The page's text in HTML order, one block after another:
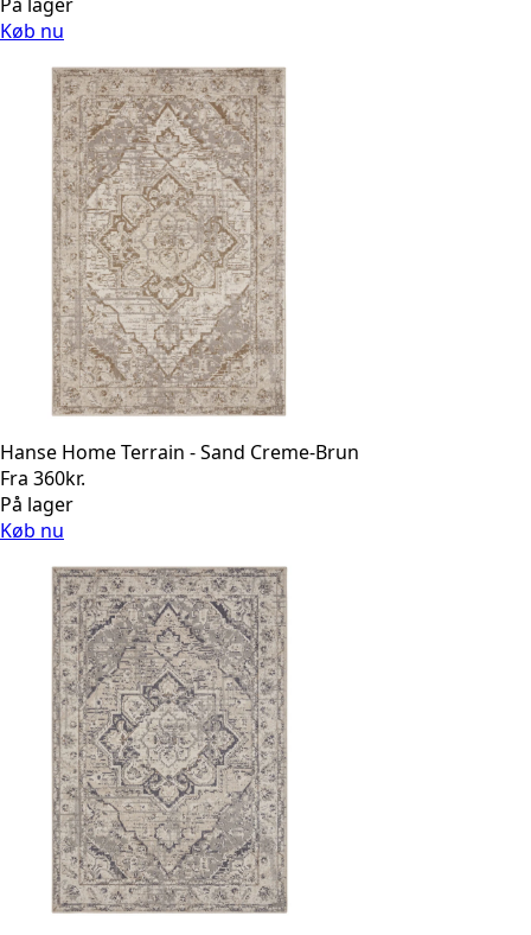
Køb nu
Hanse Home Terrain - Sand Creme-Brun
Fra 360kr.
På lager
Køb nu